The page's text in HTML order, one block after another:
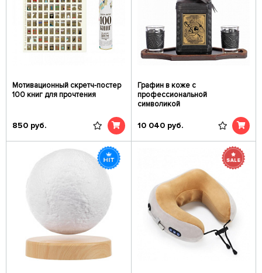
Мотивационный скретч-постер
100 книг для прочтения
850 руб.
Графин в коже с
профессиональной
символикой
10 040 руб.